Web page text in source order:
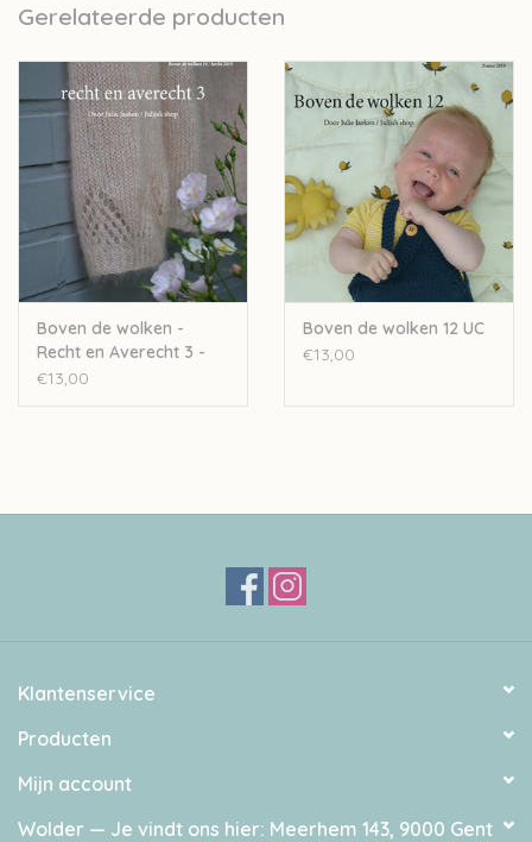
Gerelateerde producten
Boven de wolken -
Recht en Averecht 3 -
Herfst 2019
€13,00
Boven de wolken 12 UC
€13,00
Klantenservice
Producten
Mijn account
Wolder — Je vindt ons hier: Meerhem 143, 9000 Gent